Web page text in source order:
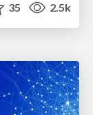
35 2.5k